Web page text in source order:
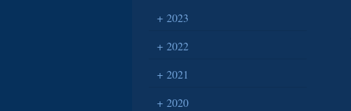
2023
2022
2021
2020